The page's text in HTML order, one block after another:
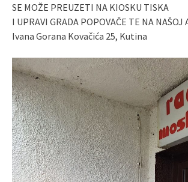
SE MOŽE PREUZETI NA KIOSKU TISKA
I UPRAVI GRADA POPOVAČE TE NA NAŠOJ
Ivana Gorana Kovačića 25, Kutina